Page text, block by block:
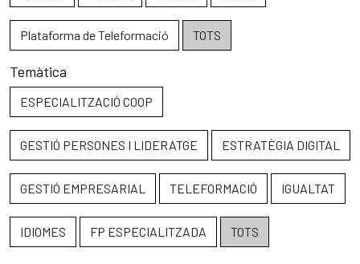
Plataforma de Teleformació TOTS
Temàtica
ESPECIALITZACIÓ COOP
GESTIÓ PERSONES I LIDERATGE ESTRATÈGIA DIGITAL
GESTIÓ EMPRESARIAL TELEFORMACIÓ IGUALTAT
IDIOMES FP ESPECIALITZADA TOTS